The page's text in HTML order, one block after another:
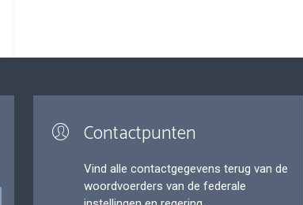
Contactpunten
Vind alle contactgegevens terug van de
woordvoerders van de federale